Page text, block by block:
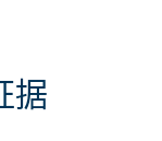
据